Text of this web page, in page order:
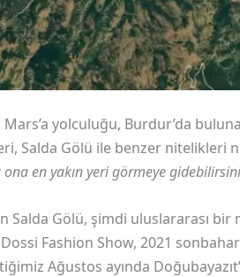
Mars’a yolculuğu, Burdur’da
Salda Gölü ile benzer nitelikleri
en yakın yeri görmeye
Salda Gölü, şimdi uluslararası
Fashion Show, 2021
Ağustos ayında